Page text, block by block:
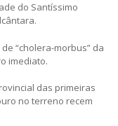
do Santíssimo
“cholera-morbus” da
imediato.
das primeiras
no terreno recem